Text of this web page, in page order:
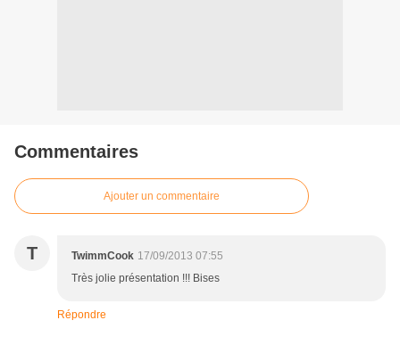
Commentaires
Ajouter un commentaire
T TwimmCook 17/09/2013 07:55
Très jolie présentation !!! Bises
Répondre